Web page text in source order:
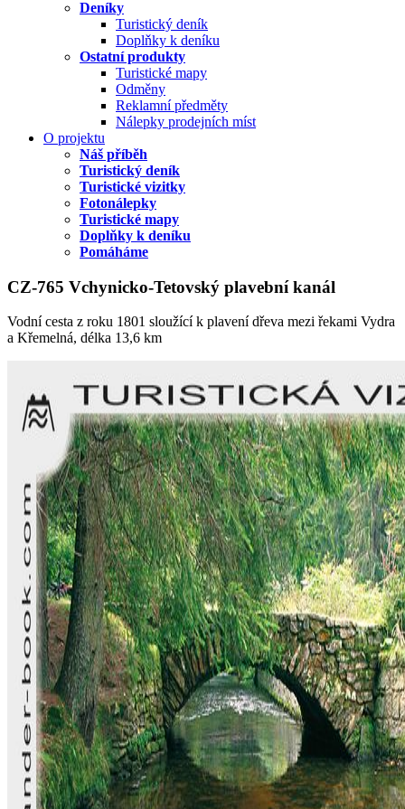
Deníky
Turistický deník
Doplňky k deníku
Ostatní produkty
Turistické mapy
Odměny
Reklamní předměty
Nálepky prodejních míst
O projektu
Náš příběh
Turistický deník
Turistické vizitky
Fotonálepky
Turistické mapy
Doplňky k deníku
Pomáháme
CZ-765 Vchynicko-Tetovský plavební kanál
Vodní cesta z roku 1801 sloužící k plavení dřeva mezi řekami Vydra
a Křemelná, délka 13,6 km